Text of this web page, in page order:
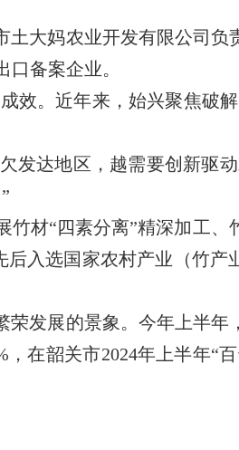
大妈农业开发有限公司负
备案企业。
效。近年来，始兴聚焦破
达地区，越需要创新驱
材“四素分离”精深加工、
入选国家农村产业（竹产
发展的景象。今年上半年
在韶关市2024年上半年“